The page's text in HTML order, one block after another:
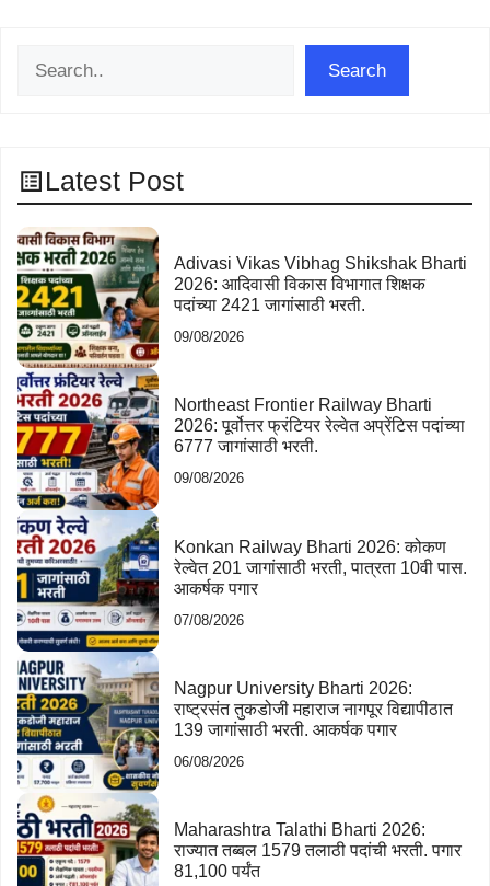
Search
Latest Post
Adivasi Vikas Vibhag Shikshak Bharti
2026: आदिवासी विकास विभागात शिक्षक
पदांच्या 2421 जागांसाठी भरती.
09/08/2026
Northeast Frontier Railway Bharti
2026: पूर्वोत्तर फ्रंटियर रेल्वेत अप्रेंटिस पदांच्या
6777 जागांसाठी भरती.
09/08/2026
Konkan Railway Bharti 2026: कोकण
रेल्वेत 201 जागांसाठी भरती, पात्रता 10वी पास.
आकर्षक पगार
07/08/2026
Nagpur University Bharti 2026:
राष्ट्रसंत तुकडोजी महाराज नागपूर विद्यापीठात
139 जागांसाठी भरती. आकर्षक पगार
06/08/2026
Maharashtra Talathi Bharti 2026:
राज्यात तब्बल 1579 तलाठी पदांची भरती. पगार
81,100 पर्यंत